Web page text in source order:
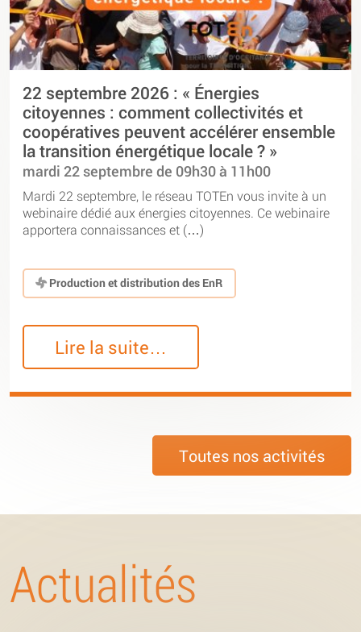
22 septembre 2026 : « Énergies
citoyennes : comment collectivités et
coopératives peuvent accélérer ensemble
la transition énergétique locale ? »
mardi 22 septembre de 09h30 à 11h00
Mardi 22 septembre, le réseau TOTEn vous invite à un
webinaire dédié aux énergies citoyennes. Ce webinaire
apportera connaissances et (…)
Production et distribution des EnR
Lire la suite…
Toutes nos activités
Actualités